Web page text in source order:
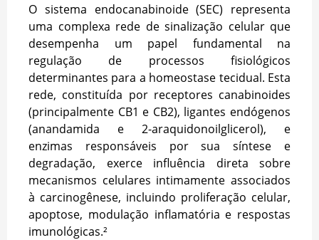
O sistema endocanabinoide (SEC) representa
uma complexa rede de sinalização celular que
desempenha um papel fundamental na
regulação de processos fisiológicos
determinantes para a homeostase tecidual. Esta
rede, constituída por receptores canabinoides
(principalmente CB1 e CB2), ligantes endógenos
(anandamida e 2-araquidonoilglicerol), e
enzimas responsáveis por sua síntese e
degradação, exerce influência direta sobre
mecanismos celulares intimamente associados
à carcinogênese, incluindo proliferação celular,
apoptose, modulação inflamatória e respostas
imunológicas.²